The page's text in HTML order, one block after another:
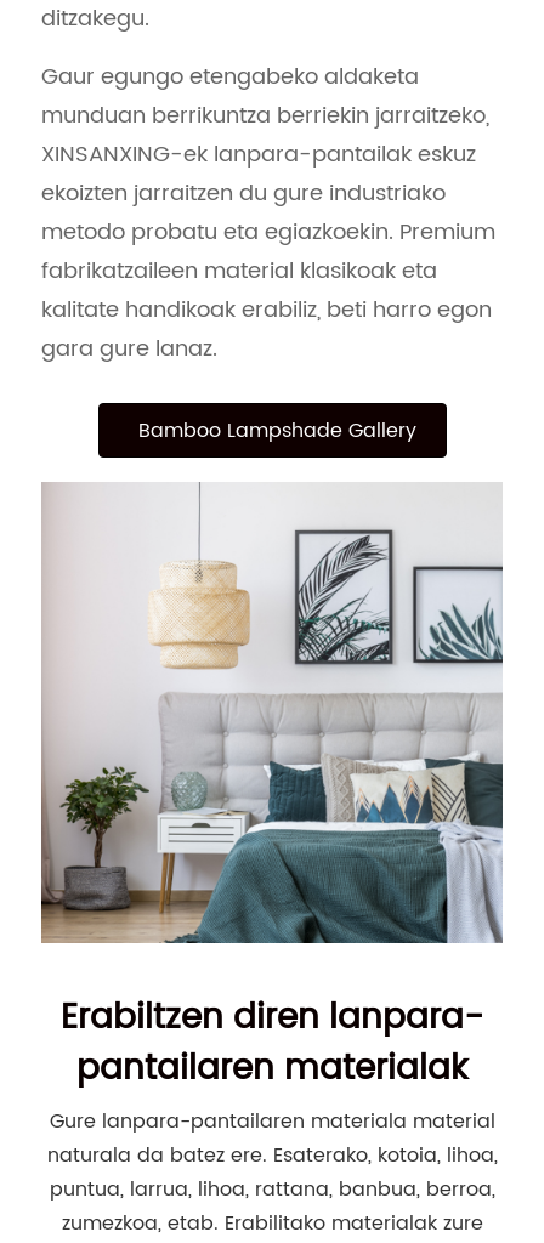
ditzakegu.
Gaur egungo etengabeko aldaketa
munduan berrikuntza berriekin jarraitzeko,
XINSANXING-ek lanpara-pantailak eskuz
ekoizten jarraitzen du gure industriako
metodo probatu eta egiazkoekin. Premium
fabrikatzaileen material klasikoak eta
kalitate handikoak erabiliz, beti harro egon
gara gure lanaz.
Bamboo Lampshade Gallery
Erabiltzen diren lanpara-
pantailaren materialak
Gure lanpara-pantailaren materiala material
naturala da batez ere. Esaterako, kotoia, lihoa,
puntua, larrua, lihoa, rattana, banbua, berroa,
zumezkoa, etab. Erabilitako materialak zure